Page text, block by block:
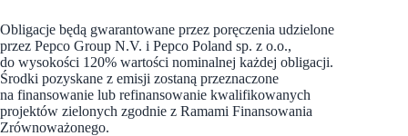
Obligacje będą gwarantowane przez poręczenia udzielone
przez Pepco Group N.V. i Pepco Poland sp. z o.o.,
do wysokości 120% wartości nominalnej każdej obligacji.
Środki pozyskane z emisji zostaną przeznaczone
na finansowanie lub refinansowanie kwalifikowanych
projektów zielonych zgodnie z Ramami Finansowania
Zrównoważonego.